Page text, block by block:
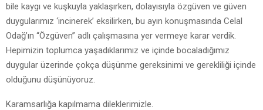
bile kaygı ve kuşkuyla yaklaşırken, dolayısıyla özgüven ve güven
duygularımız ‘incinerek’ eksilirken, bu ayın konuşmasında Celal
Odağ’ın “Özgüven” adlı çalışmasına yer vermeye karar verdik.
Hepimizin toplumca yaşadıklarımız ve içinde bocaladığımız
duygular üzerinde çokça düşünme gereksinimi ve gerekliliği içinde
olduğunu düşünüyoruz.
Karamsarlığa kapılmama dileklerimizle.